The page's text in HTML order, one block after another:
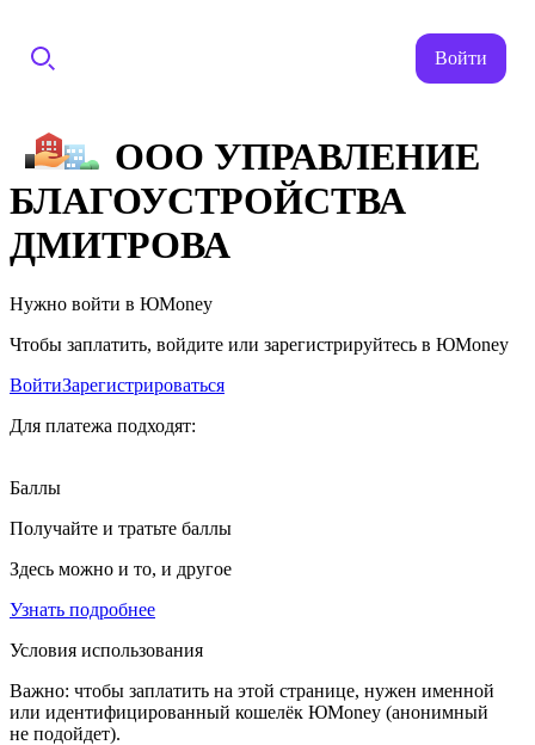
Войти
ООО УПРАВЛЕНИЕ
БЛАГОУСТРОЙСТВА
ДМИТРОВА
Нужно войти в ЮMoney
Чтобы заплатить, войдите или зарегистрируйтесь в ЮMoney
ВойтиЗарегистрироваться
Для платежа подходят:
Баллы
Получайте и тратьте баллы
Здесь можно и то, и другое
Узнать подробнее
Условия использования
Важно: чтобы заплатить на этой странице, нужен именной
или идентифицированный кошелёк ЮMoney (анонимный
не подойдет).